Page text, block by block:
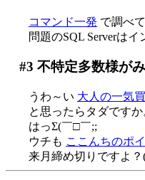
コマンド一発 で調べ
問題のSQL Serverは
#3 不特定多数様が
うわ～い 大人の一気
と思ったらタダですか
はっΣ(￣□￣;;
ウチも ここんちのポ
来月締め切りですよ？